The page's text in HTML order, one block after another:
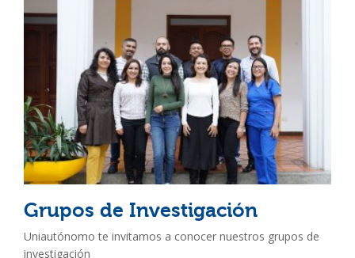
Grupos de Investigación
Uniautónomo te invitamos a conocer nuestros grupos de
investigación